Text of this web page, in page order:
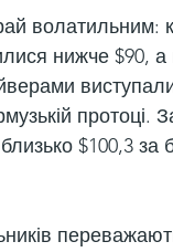
волатильним:
нижче $90, а
виступали
протоці.
$100,3 за